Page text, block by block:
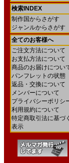
検索INDEX
制作国からさがす
ジャンルからさがす
全てのお客様へ
ご注文方法について
お支払方法について
商品のお届けについ
パンフレットの状態
返品・交換について
メンバーについて
プライバシーポリシ
利用規約について
特定商取引法に基づく
表示